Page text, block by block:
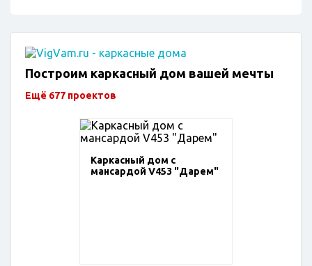
Построим каркасный дом вашей мечты
Ещё 677 проектов
Каркасный дом с
мансардой V453 "Дарем"